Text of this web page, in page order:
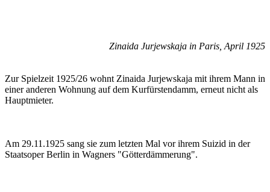
Zinaida Jurjewskaja in Paris, April 1925
Zur Spielzeit 1925/26 wohnt Zinaida Jurjewskaja mit ihrem Mann in
einer anderen Wohnung auf dem Kurfürstendamm, erneut nicht als
Hauptmieter.
Am 29.11.1925 sang sie zum letzten Mal vor ihrem Suizid in der
Staatsoper Berlin in Wagners "Götterdämmerung".